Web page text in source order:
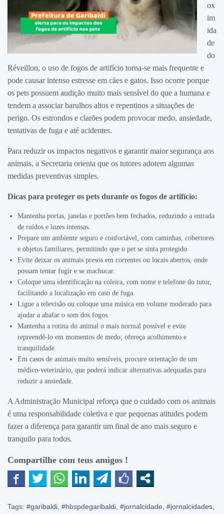
ox
im
ida
de
do
Réveillon, o uso de fogos de artifício torna-se mais frequente e
pode causar intenso estresse em cães e gatos. Isso ocorre porque
os pets possuem audição muito mais sensível do que a humana e
tendem a associar barulhos altos e repentinos a situações de
perigo. Os estrondos e clarões podem provocar medo, ansiedade,
tentativas de fuga e até acidentes.
Para reduzir os impactos negativos e garantir maior segurança aos
animais, a Secretaria orienta que os tutores adotem algumas
medidas preventivas simples.
Dicas para proteger os pets durante os fogos de artifício:
Mantenha portas, janelas e portões bem fechados, reduzindo a entrada
de ruídos e luzes intensas.
Prepare um ambiente seguro e confortável, com caminhas, cobertores
e objetos familiares, permitindo que o pet se sinta protegido.
Evite deixar os animais presos em correntes ou locais abertos, onde
possam tentar fugir e se machucar.
Coloque uma identificação na coleira, com nome e telefone do tutor,
facilitando a localização em caso de fuga.
Ligue a televisão ou coloque uma música em volume moderado para
ajudar a abafar o som dos fogos.
Mantenha a rotina do animal o mais normal possível e evite
repreendê-lo em momentos de medo; ofereça acolhimento e
tranquilidade.
Em casos de animais muito sensíveis, procure orientação de um
médico-veterinário, que poderá indicar alternativas adequadas para
reduzir a ansiedade.
A Administração Municipal reforça que o cuidado com os animais
é uma responsabilidade coletiva e que pequenas atitudes podem
fazer a diferença para garantir um final de ano mais seguro e
tranquilo para todos.
Compartilhe com teus amigos !
Tags: #garibaldi #hbspdegaribaldi #jornalcidade #jornalcidades